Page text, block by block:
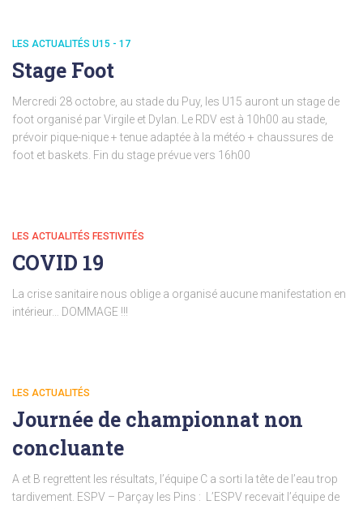
LES ACTUALITÉS U15 - 17
Stage Foot
Mercredi 28 octobre, au stade du Puy, les U15 auront un stage de
foot organisé par Virgile et Dylan. Le RDV est à 10h00 au stade,
prévoir pique-nique + tenue adaptée à la météo + chaussures de
foot et baskets. Fin du stage prévue vers 16h00
LES ACTUALITÉS FESTIVITÉS
COVID 19
La crise sanitaire nous oblige a organisé aucune manifestation en
intérieur… DOMMAGE !!!
LES ACTUALITÉS
Journée de championnat non
concluante
A et B regrettent les résultats, l’équipe C a sorti la tête de l’eau trop
tardivement. ESPV – Parçay les Pins : L’ESPV recevait l’équipe de